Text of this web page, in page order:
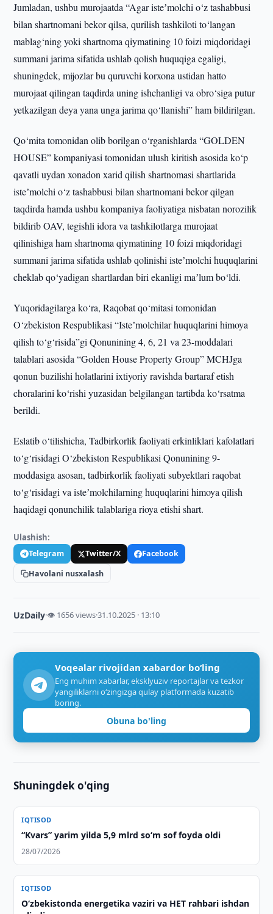
Jumladan, ushbu murojaatda “Agar isteʼmolchi o‘z tashabbusi
bilan shartnomani bekor qilsa, qurilish tashkiloti to‘langan
mablag‘ning yoki shartnoma qiymatining 10 foizi miqdoridagi
summani jarima sifatida ushlab qolish huquqiga egaligi,
shuningdek, mijozlar bu quruvchi korxona ustidan hatto
murojaat qilingan taqdirda uning ishchanligi va obro‘siga putur
yetkazilgan deya yana unga jarima qo‘llanishi” ham bildirilgan.
Qo‘mita tomonidan olib borilgan o‘rganishlarda “GOLDEN
HOUSE” kompaniyasi tomonidan ulush kiritish asosida ko‘p
qavatli uydan xonadon xarid qilish shartnomasi shartlarida
isteʼmolchi o‘z tashabbusi bilan shartnomani bekor qilgan
taqdirda hamda ushbu kompaniya faoliyatiga nisbatan norozilik
bildirib OAV, tegishli idora va tashkilotlarga murojaat
qilinishiga ham shartnoma qiymatining 10 foizi miqdoridagi
summani jarima sifatida ushlab qolinishi isteʼmolchi huquqlarini
cheklab qo‘yadigan shartlardan biri ekanligi maʼlum bo‘ldi.
Yuqoridagilarga ko‘ra, Raqobat qo‘mitasi tomonidan
O‘zbekiston Respublikasi “Isteʼmolchilar huquqlarini himoya
qilish to‘g‘risida”gi Qonunining 4, 6, 21 va 23-moddalari
talablari asosida “Golden House Property Group” MCHJga
qonun buzilishi holatlarini ixtiyoriy ravishda bartaraf etish
choralarini ko‘rishi yuzasidan belgilangan tartibda ko‘rsatma
berildi.
Eslatib o‘tilishicha, Tadbirkorlik faoliyati erkinliklari kafolatlari
to‘g‘risidagi O‘zbekiston Respublikasi Qonunining 9-
moddasiga asosan, tadbirkorlik faoliyati subyektlari raqobat
to‘g‘risidagi va isteʼmolchilarning huquqlarini himoya qilish
haqidagi qonunchilik talablariga rioya etishi shart.
Ulashish:
Telegram Twitter/X
Facebook
Havolani nusxalash
UzDaily·👁 1656 views·31.10.2025 · 13:10
Voqealar rivojidan xabardor bo‘ling
Eng muhim xabarlar, eksklyuziv reportajlar va tezkor
yangiliklarni o‘zingizga qulay platformada kuzatib
boring.
Obuna bo'ling
Shuningdek o'qing
IQTISOD
“Kvars” yarim yilda 5,9 mlrd so‘m sof foyda oldi
28/07/2026
IQTISOD
O‘zbekistonda energetika vaziri va HET rahbari ishdan